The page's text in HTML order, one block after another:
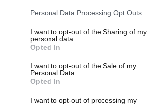
Personal Data Processing Opt Outs
I want to opt-out of the Sharing of my
personal data.
Opted In
I want to opt-out of the Sale of my
Personal Data.
Opted In
I want to opt-out of processing my
Visualizza questo post su Instagram